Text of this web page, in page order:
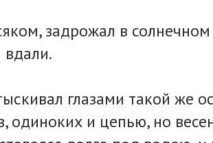
задрожал в
вдали.
глазами такой же
одиноких и цепью, но